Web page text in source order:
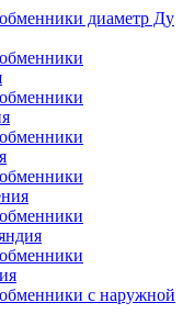
диаметр Ду
с наружной